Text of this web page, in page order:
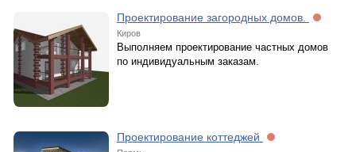
Проектирование загородных домов.
Киров
Выполняем проектирование частных домов
по индивидуальным заказам.
Проектирование коттеджей